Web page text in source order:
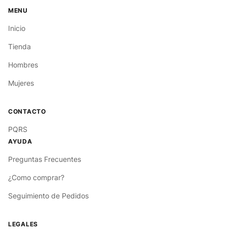
Inicio
Tienda
Hombres
Mujeres
PQRS
Preguntas Frecuentes
¿Como comprar?
Seguimiento de Pedidos